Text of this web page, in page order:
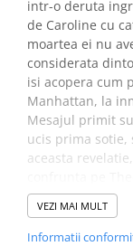
intr-o deruta
de Ca­roline cu
moartea ei nu
considerata
isi acopera cum
Manhattan, la
Mesajul primit
ucis prima sotie,
aceasta
irascibila, cat si
drear fi avut o
Paranoica si
VEZI MAI MULT
Informatii